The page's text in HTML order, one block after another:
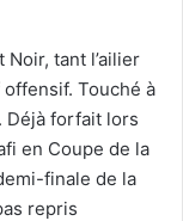
tant l’ailier
Touché à
Déjà forfait lors
en Coupe de la
finale de la
repris